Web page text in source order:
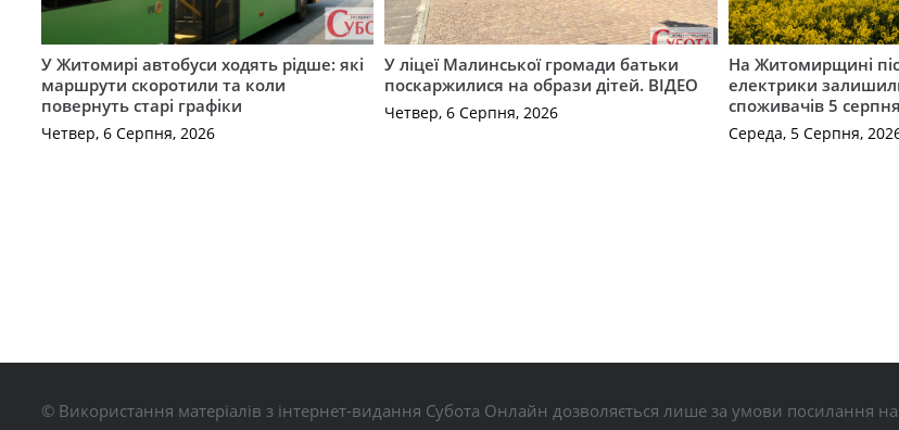
У Житомирі автобуси ходять рідше: які
маршрути скоротили та коли
повернуть старі графіки
Четвер, 6 Серпня, 2026
У ліцеї Малинської громади батьки
поскаржилися на образи дітей. ВІДЕО
Четвер, 6 Серпня, 2026
На Житомирщині
електрики
споживачів 5 серпня
Середа, 5 Серпня,
© Використання матеріалів з інтернет-видання Субота Онлайн дозволяється лише за умови посилання